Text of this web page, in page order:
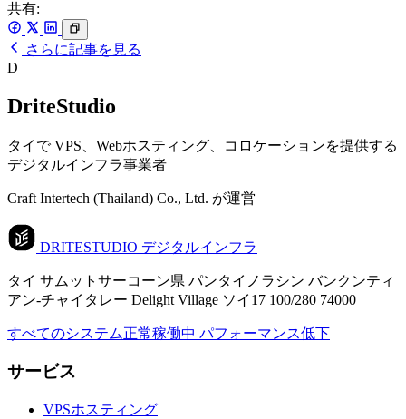
共有:
さらに記事を見る
D
DriteStudio
タイで VPS、Webホスティング、コロケーションを提供する
デジタルインフラ事業者
Craft Intertech (Thailand) Co., Ltd. が運営
DRITESTUDIO デジタルインフラ
タイ サムットサーコーン県 パンタイノラシン バンクンティ
アン-チャイタレー Delight Village ソイ17 100/280 74000
すべてのシステム正常稼働中 パフォーマンス低下
サービス
VPSホスティング